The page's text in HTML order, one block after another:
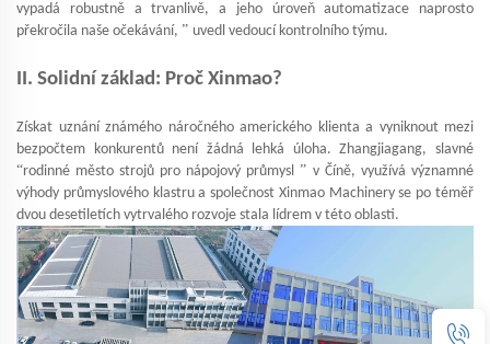
vypadá robustně a trvanlivě, a jeho úroveň automatizace naprosto
překročila naše očekávání, ” uvedl vedoucí kontrolního týmu.
II. Solidní základ: Proč Xinmao?
Získat uznání známého náročného amerického klienta a vyniknout mezi
bezpočtem konkurentů není žádná lehká úloha. Zhangjiagang, slavné
“rodinné město strojů pro nápojový průmysl ” v Číně, využívá významné
výhody průmyslového klastru a společnost Xinmao Machinery se po téměř
dvou desetiletích vytrvalého rozvoje stala lídrem v této oblasti.